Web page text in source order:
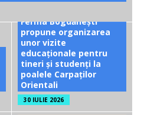
Ferma Bogdănești
propune organizarea
unor vizite
educaționale pentru
tineri și studenți la
poalele Carpaților
Orientali
30 IULIE 2026